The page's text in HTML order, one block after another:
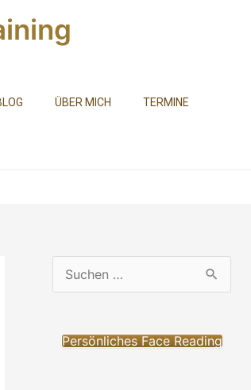
ÜBER MICH TERMINE
u
Persönliches Face Reading